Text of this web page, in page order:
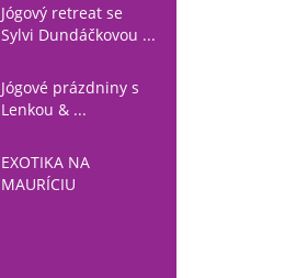
Jógový retreat se
Sylvi Dundáčkovou ...
Jógové prázdniny s
Lenkou & ...
EXOTIKA NA
MAURÍCIU